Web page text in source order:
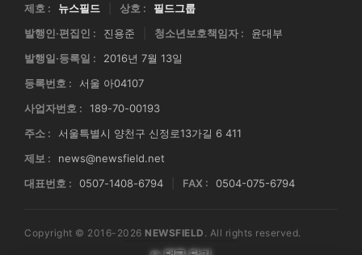
제호 : 뉴스필드 상호 :
필드그룹
발행인·편집인 :
진용준 청소년보호책임자 :
윤대부
발행일·등록일 :
2016년 7월 13일
등록번호 :
서울 아04107
사업자번호 :
189-70-00193
주소 :
서울특별시 양천구 신정로13가길 6 411
제보 :
news@newsfield.net
대표번호 :
0507-1408-6794 FAX : 0504-075-6794
Copyright © 2016-2026 NEWSFIELD . All rights reserved.